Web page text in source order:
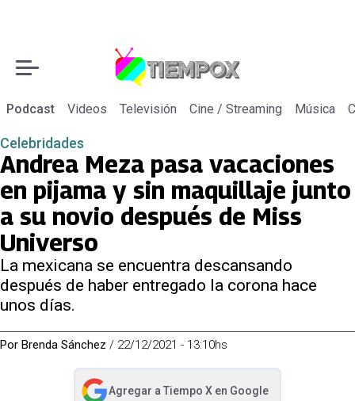
Podcast Videos Televisión Cine / Streaming Música
Celebridades
Andrea Meza pasa vacaciones
en pijama y sin maquillaje junto
a su novio después de Miss
Universo
La mexicana se encuentra descansando
después de haber entregado la corona hace
unos días.
Por Brenda Sánchez / 22/12/2021 - 13:10hs
Agregar a Tiempo Xen Google
abre en nueva pestaña